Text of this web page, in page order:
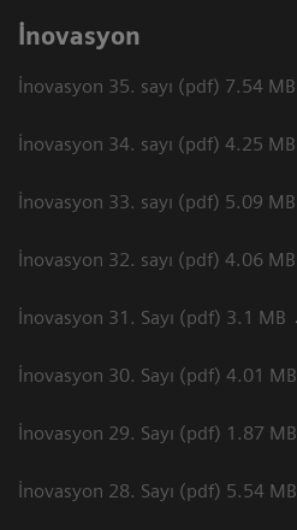
İnovasyon
İnovasyon 35. sayı (pdf) 7.54 MB
İnovasyon 34. sayı (pdf) 4.25 MB
İnovasyon 33. sayı (pdf) 5.09 MB
İnovasyon 32. sayı (pdf) 4.06 MB
İnovasyon 31. Sayı (pdf) 3.1 MB
İnovasyon 30. Sayı (pdf) 4.01 MB
İnovasyon 29. Sayı (pdf) 1.87 MB
İnovasyon 28. Sayı (pdf) 5.54 MB